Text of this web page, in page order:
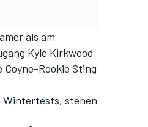
als am
Kyle Kirkwood
Rookie Sting
Wintertests, stehen